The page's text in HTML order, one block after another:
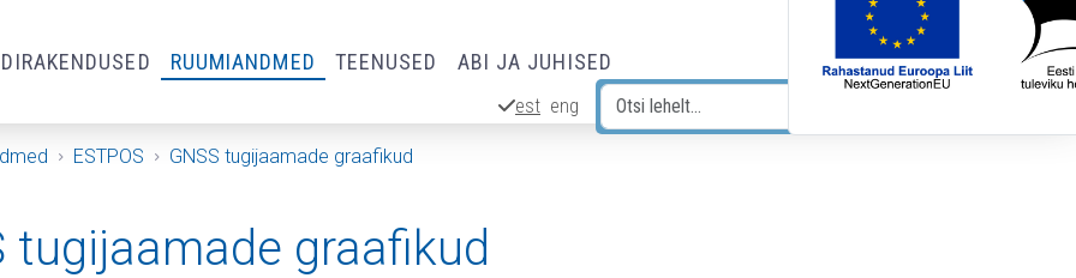
RUUMIANDMED TEENUSED ABI JA JUHISED
est eng
ESTPOS GNSS tugijaamade graafikud
tugijaamade graafikud